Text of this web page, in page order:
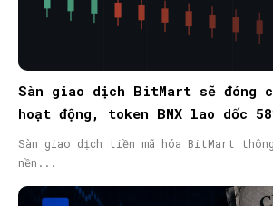
Sàn giao dịch BitMart sẽ đóng
hoạt động, token BMX lao dốc
Sàn giao dịch tiền mã hóa BitMart
nền...